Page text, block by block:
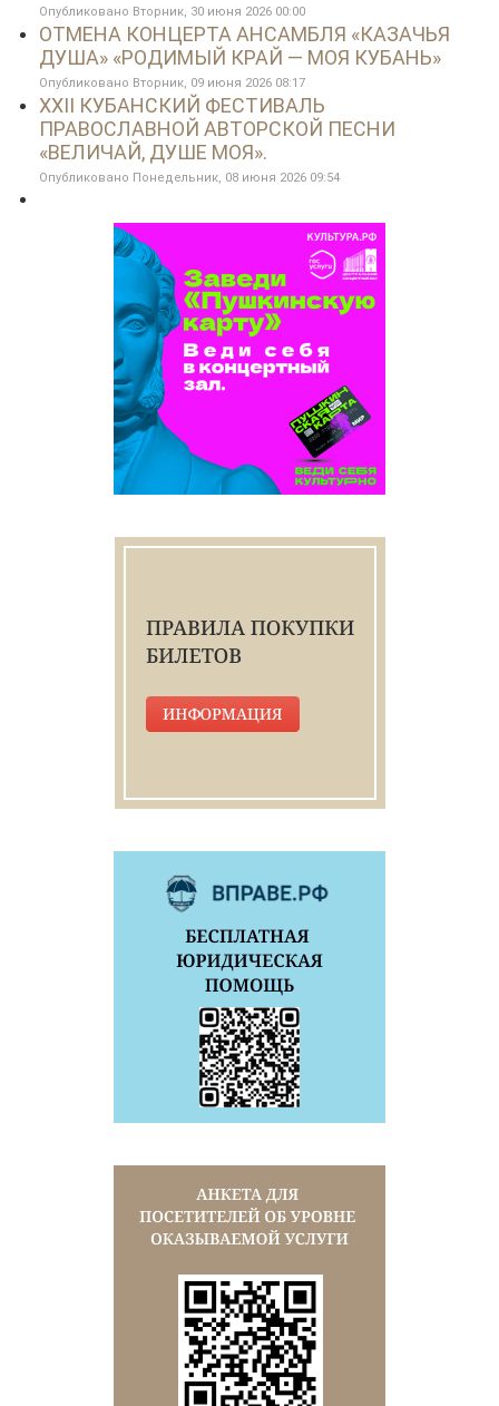
Опубликовано Вторник, 30 июня 2026 00:00
ОТМЕНА КОНЦЕРТА АНСАМБЛЯ «КАЗАЧЬЯ
ДУША» «РОДИМЫЙ КРАЙ — МОЯ КУБАНЬ»
Опубликовано Вторник, 09 июня 2026 08:17
XXII КУБАНСКИЙ ФЕСТИВАЛЬ
ПРАВОСЛАВНОЙ АВТОРСКОЙ ПЕСНИ
«ВЕЛИЧАЙ, ДУШЕ МОЯ».
Опубликовано Понедельник, 08 июня 2026 09:54